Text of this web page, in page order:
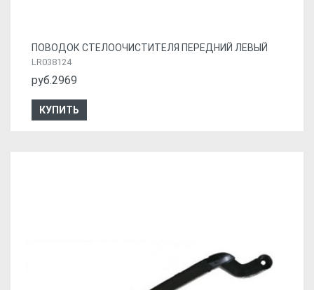
ПОВОДОК СТЕЛООЧИСТИТЕЛЯ ПЕРЕДНИЙ ЛЕВЫЙ
LR038124
руб.2969
КУПИТЬ